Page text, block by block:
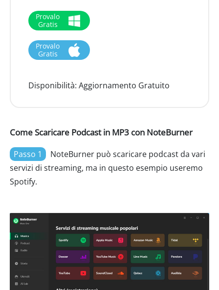
Provalo
Gratis
Provalo
Gratis
Disponibilità: Aggiornamento Gratuito
Come Scaricare Podcast in MP3 con NoteBurner
Passo 1
NoteBurner può scaricare podcast da vari
servizi di streaming, ma in questo esempio useremo
Spotify.